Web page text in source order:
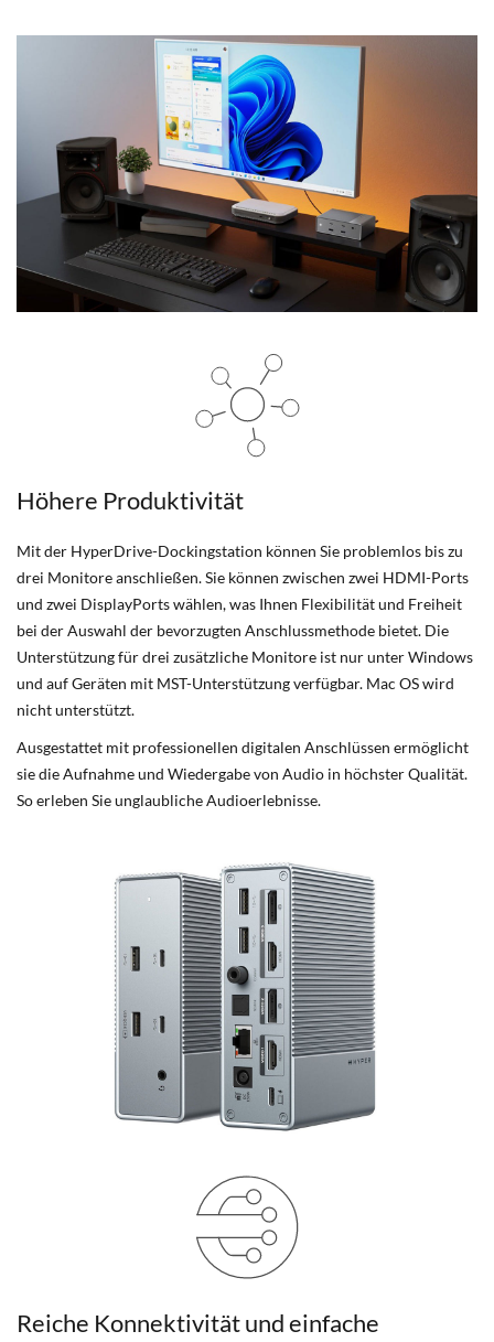
Höhere Produktivität
Mit der HyperDrive-Dockingstation können Sie problemlos bis zu
drei Monitore anschließen. Sie können zwischen zwei HDMI-Ports
und zwei DisplayPorts wählen, was Ihnen Flexibilität und Freiheit
bei der Auswahl der bevorzugten Anschlussmethode bietet. Die
Unterstützung für drei zusätzliche Monitore ist nur unter Windows
und auf Geräten mit MST-Unterstützung verfügbar. Mac OS wird
nicht unterstützt.
Ausgestattet mit professionellen digitalen Anschlüssen ermöglicht
sie die Aufnahme und Wiedergabe von Audio in höchster Qualität.
So erleben Sie unglaubliche Audioerlebnisse.
Reiche Konnektivität und einfache